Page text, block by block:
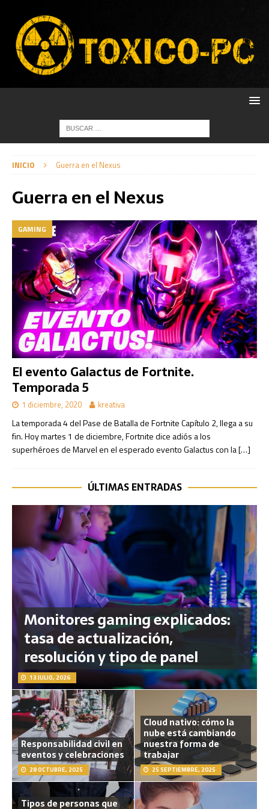
INICIO Guerra en el Nexus
Guerra en el Nexus
GAMING
El evento Galactus de Fortnite.
Temporada 5
1 diciembre, 2020 kreativa
La temporada 4 del Pase de Batalla de Fortnite Capítulo 2, llega a su
fin. Hoy martes 1 de diciembre, Fortnite dice adiós a los
superhéroes de Marvel en el esperado evento Galactus con la[…]
ÚLTIMAS ENTRADAS
Monitores gaming explicados:
tasa de actualización,
resolución y tipo de panel
13 JULIO, 2026
Responsabilidad civil en
eventos y celebraciones
28 OCTUBRE, 2025
Cloud nativo: cómo la
nube está cambiando
nuestra forma de
trabajar
25 SEPTIEMBRE, 2025
Tipos de personas que